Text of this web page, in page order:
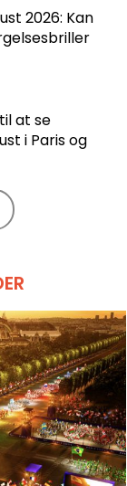
2026: Kan
at se
i Paris og